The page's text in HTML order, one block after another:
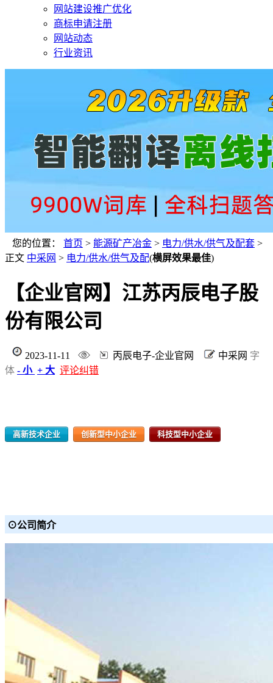
网站建设推广优化
商标申请注册
网站动态
行业资讯
您的位置： 首页 > 能源矿产冶金 > 电力/供水/供气及配套 >
正文 中采网 > 电力/供水/供气及配(横屏效果最佳)
【企业官网】江苏丙辰电子股
份有限公司
2023-11-11 丙辰电子-企业官网 中采网 字
体 - 小 + 大 评论纠错
高新技术企业 创新型中小企业 科技型中小企业
⊙公司简介